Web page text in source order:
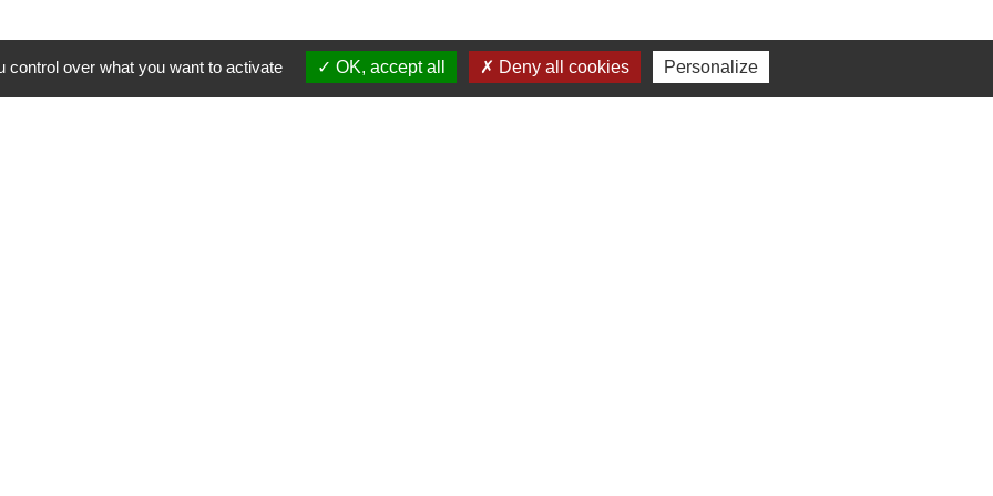
Nous contacter
over what you want to activate OK, accept all Deny all cookies Personalize